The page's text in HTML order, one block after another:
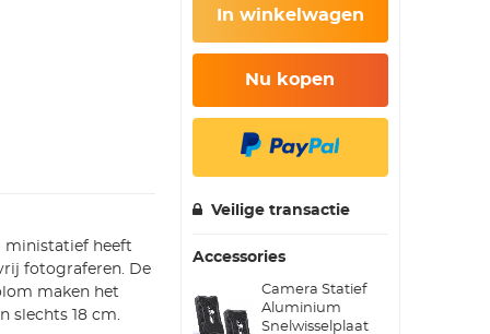
ministatief heeft
fotograferen. De
maken het
slechts 18 cm.
In winkelwagen
Nu kopen
Veilige transactie
Accessories
Camera Statief
Aluminium
Snelwisselplaat